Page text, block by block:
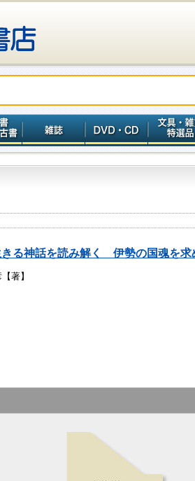
る神話を読み解く 伊勢の国魂を求
著】